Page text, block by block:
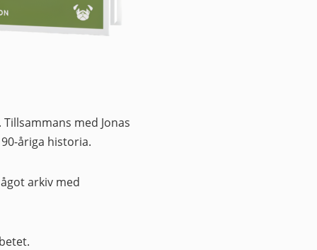
Tillsammans med Jonas
åriga historia.
arkiv med